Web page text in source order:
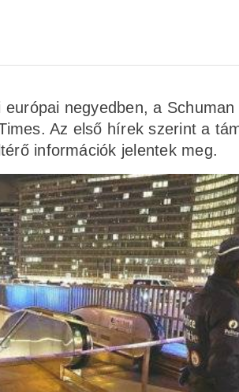
negyedben, a
Az első hírek szerint a
információk jelentek meg.